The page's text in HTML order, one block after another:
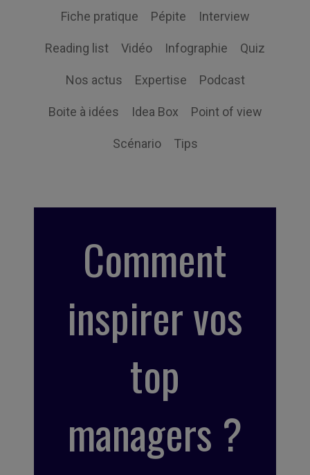
Fiche pratique Pépite Interview
Reading list Vidéo Infographie Quiz
Nos actus Expertise Podcast
Boite à idées Idea Box Point of view
Scénario Tips
Comment
inspirer vos
top
managers ?